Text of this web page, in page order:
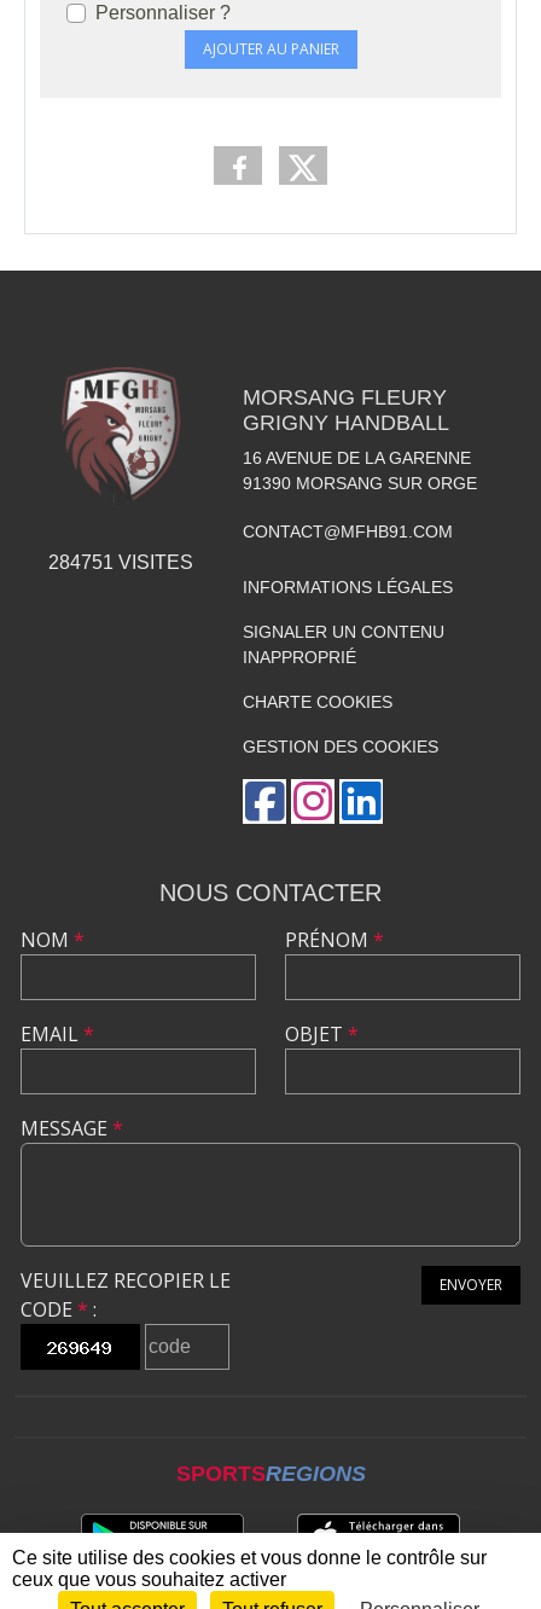
Personnaliser ?
AJOUTER AU PANIER
284751 VISITES
MORSANG FLEURY
GRIGNY HANDBALL
16 AVENUE DE LA GARENNE
91390 MORSANG SUR ORGE
CONTACT@MFHB91.COM
INFORMATIONS LÉGALES
SIGNALER UN CONTENU
INAPPROPRIÉ
CHARTE COOKIES
GESTION DES COOKIES
NOUS CONTACTER
NOM *
EMAIL*
PRÉNOM *
OBJET *
MESSAGE *
VEUILLEZ RECOPIER LE
CODE * :
ENVOYER
SPORTSREGIONS
Ce site utilise des cookies et vous donne le contrôle sur
ceux que vous souhaitez activer